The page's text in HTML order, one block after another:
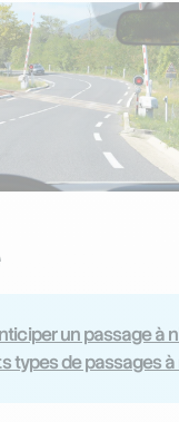
un passage à
types de passages